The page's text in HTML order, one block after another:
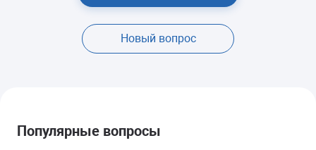
Новый вопрос
Популярные вопросы